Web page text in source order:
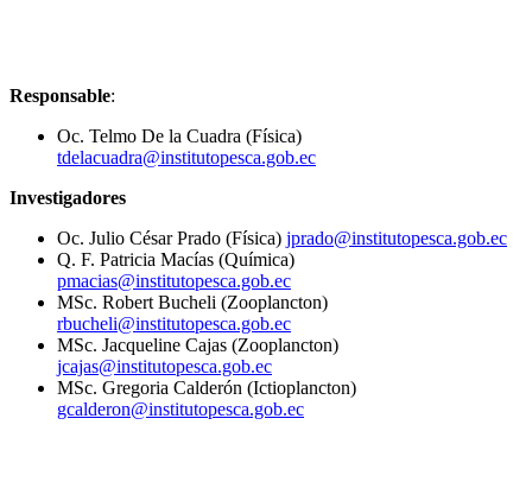
Responsable:
Oc. Telmo De la Cuadra (Física)
tdelacuadra@institutopesca.gob.ec
Investigadores
Oc. Julio CésarPrado (Física) jprado@institutopesca.gob.ec
Q. F. Patricia Macías (Química)
pmacias@institutopesca.gob.ec
MSc. Robert Bucheli (Zooplancton)
rbucheli@institutopesca.gob.ec
MSc. Jacqueline Cajas (Zooplancton)
jcajas@institutopesca.gob.ec
MSc. Gregoria Calderón (Ictioplancton)
gcalderon@institutopesca.gob.ec